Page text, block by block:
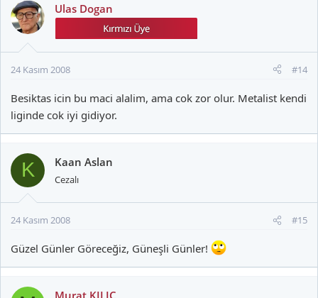
Ulas Dogan
24 Kasım 2008 #14
Besiktas icin bu maci alalim, ama cok zor olur. Metalist kendi
liginde cok iyi gidiyor.
K Kaan Aslan
Cezalı
24 Kasım 2008 #15
Güzel Günler Göreceğiz, Güneşli Günler!
Murat KILIÇ